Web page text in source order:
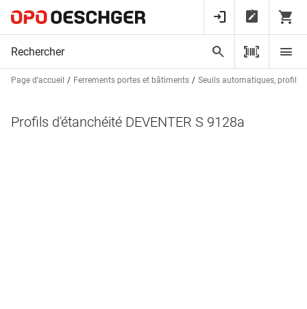
Page d’accueil Ferrements portes et bâtiments Seuils automatiques, profils
Profils d'étanchéité DEVENTER S 9128a